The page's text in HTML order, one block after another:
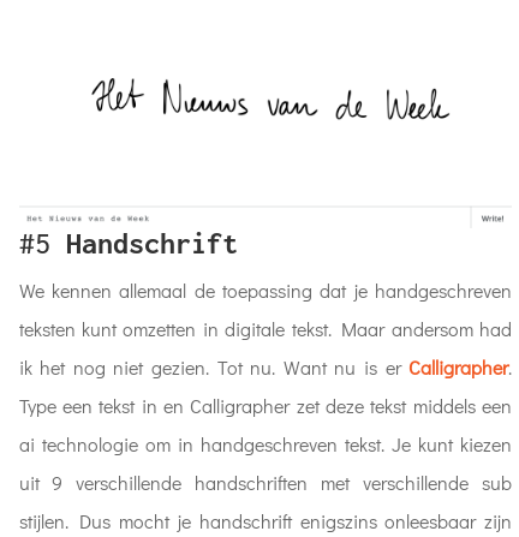
#5 Handschrift
We kennen allemaal de toepassing dat je handgeschreven
teksten kunt omzetten in digitale tekst. Maar andersom had
ik het nog niet gezien. Tot nu. Want nu is er Calligrapher.
Type een tekst in en Calligrapher zet deze tekst middels een
ai technologie om in handgeschreven tekst. Je kunt kiezen
uit 9 verschillende handschriften met verschillende sub
stijlen. Dus mocht je handschrift enigszins onleesbaar zijn